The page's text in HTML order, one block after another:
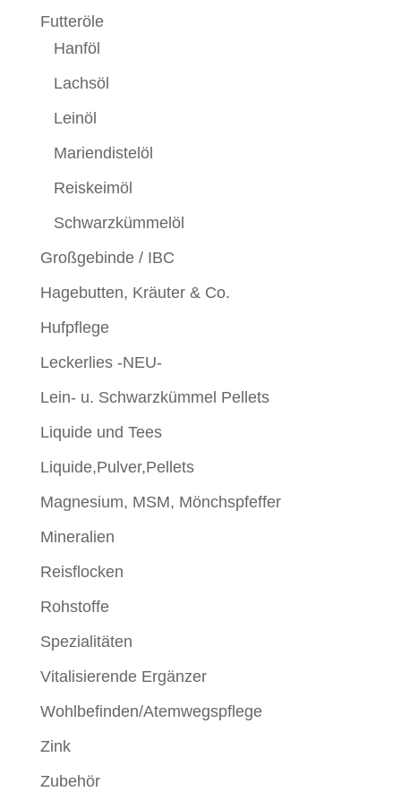
Futteröle
Hanföl
Lachsöl
Leinöl
Mariendistelöl
Reiskeimöl
Schwarzkümmelöl
Großgebinde / IBC
Hagebutten, Kräuter & Co.
Hufpflege
Leckerlies -NEU-
Lein- u. Schwarzkümmel Pellets
Liquide und Tees
Liquide,Pulver,Pellets
Magnesium, MSM, Mönchspfeffer
Mineralien
Reisflocken
Rohstoffe
Spezialitäten
Vitalisierende Ergänzer
Wohlbefinden/Atemwegspflege
Zink
Zubehör